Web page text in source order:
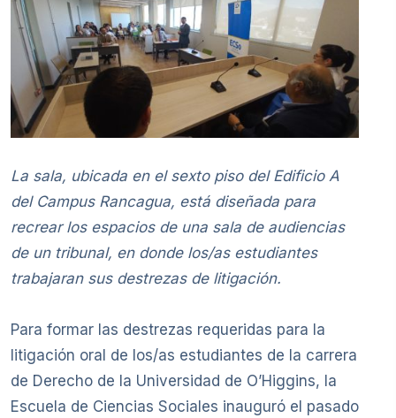
La sala, ubicada en el sexto piso del Edificio A
del Campus Rancagua, está diseñada para
recrear los espacios de una sala de audiencias
de un tribunal, en donde los/as estudiantes
trabajaran sus destrezas de litigación.
Para formar las destrezas requeridas para la
litigación oral de los/as estudiantes de la carrera
de Derecho de la Universidad de O’Higgins, la
Escuela de Ciencias Sociales inauguró el pasado